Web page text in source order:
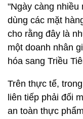
"Ngày càng nhiều
dùng các mặt
cho rằng đây là
một doanh nhân
hóa sang Triều
Trên thực tế,
liên tiếp phải đối
an toàn thực